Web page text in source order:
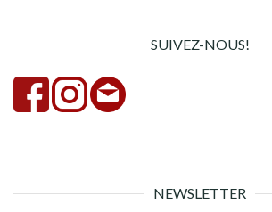
SUIVEZ-NOUS!
NEWSLETTER